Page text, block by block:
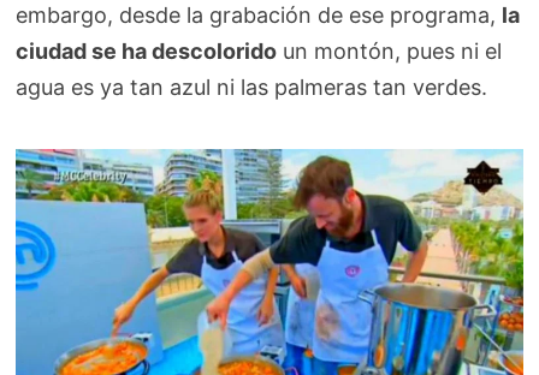
embargo, desde la grabación de ese programa, la
ciudad se ha descolorido un montón, pues ni el
agua es ya tan azul ni las palmeras tan verdes.